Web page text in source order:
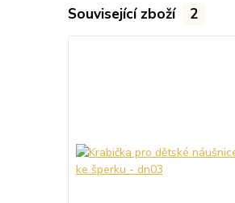
Související zboží 2